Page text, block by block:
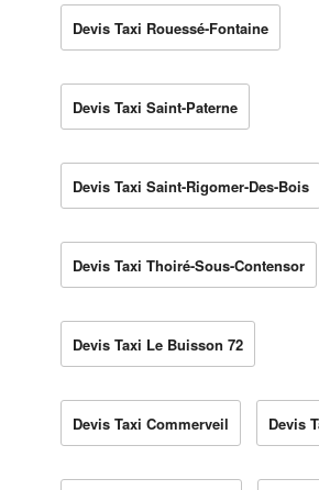
Devis Taxi Rouessé-Fontaine
Devis Taxi Saint-Paterne
Devis Taxi Saint-Rigomer-Des-Bois
Devis Taxi Thoiré-Sous-Contensor
Devis Taxi Le Buisson 72
Devis Taxi Commerveil Devis